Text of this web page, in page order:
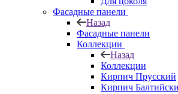
Фасадные панели
Назад
Фасадные панели
Коллекции
Назад
Коллекции
Кирпич Прусский
Кирпич